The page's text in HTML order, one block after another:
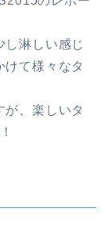
し淋しい感じ
けて様々なタ
が、楽しいタ